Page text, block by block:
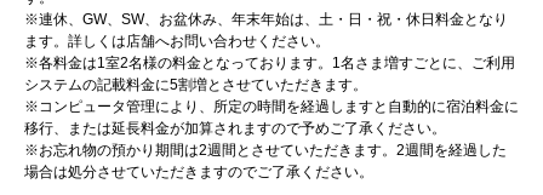
※連休、GW、SW、お盆休み、年末年始は、土・日・祝・休日料金となり
ます。詳しくは店舗へお問い合わせください。
※各料金は1室2名様の料金となっております。1名さま増すごとに、ご利用
システムの記載料金に5割増とさせていただきます。
※コンピュータ管理により、所定の時間を経過しますと自動的に宿泊料金に
移行、または延長料金が加算されますので予めご了承ください。
※お忘れ物の預かり期間は2週間とさせていただきます。2週間を経過した
場合は処分させていただきますのでご了承ください。